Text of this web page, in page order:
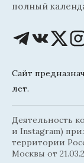
полный
Сайт
лет.
Деятельность
и Instagram)
территории
Москвы от